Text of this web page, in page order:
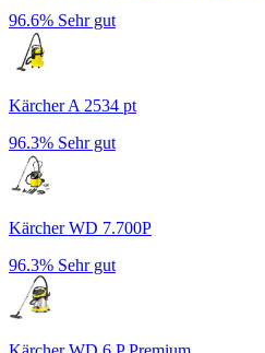
96.6% Sehr gut
Kärcher A 2534 pt
96.3% Sehr gut
Kärcher WD 7.700P
96.3% Sehr gut